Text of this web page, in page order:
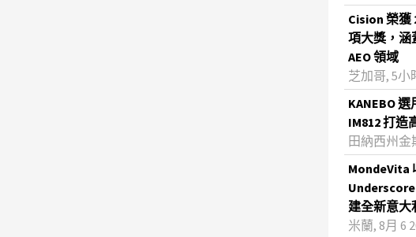
Cision 榮獲
項大獎，涵
AEO 領域
芝加哥, 5小
KANEBO
IM812 打造
田納西州金
MondeVita
建全新意大
米蘭, 8月 6